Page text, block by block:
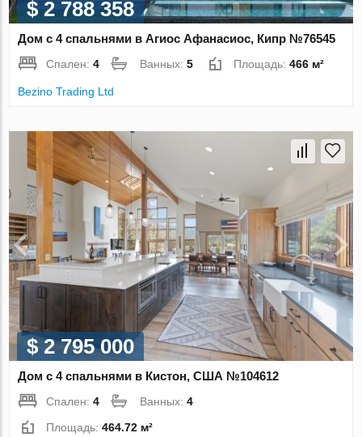
$ 2 788 358
Дом с 4 спальнями в Агиос Афанасиос, Кипр №76545
Спален:4 Ванных:5 Площадь:466 м²
Bezino Trading Ltd
$ 2 795 000
Дом с 4 спальнями в Кистон, США №104612
Спален:4 Ванных:4
Площадь:464.72 м²